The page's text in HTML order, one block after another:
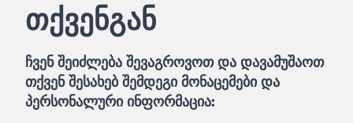
თქვენგან
ჩვენ შეიძლება შევაგროვოთ და დავამუშაოთ
თქვენ შესახებ შემდეგი მონაცემები და
პერსონალური ინფორმაცია: